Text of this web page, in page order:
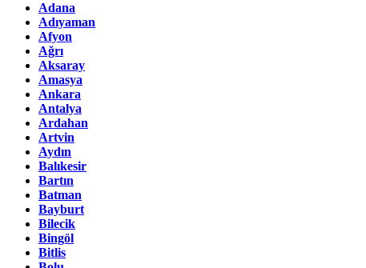
Adana
Adıyaman
Afyon
Ağrı
Aksaray
Amasya
Ankara
Antalya
Ardahan
Artvin
Aydın
Balıkesir
Bartın
Batman
Bayburt
Bilecik
Bingöl
Bitlis